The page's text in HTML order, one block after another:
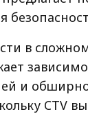
в
и
CTV